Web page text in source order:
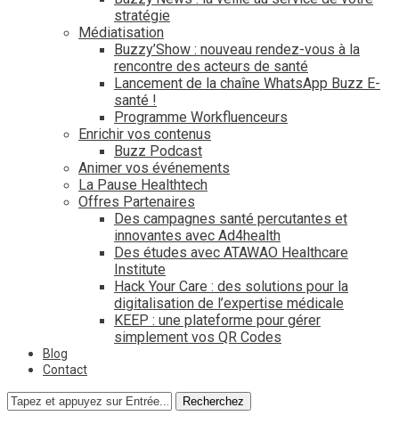
stratégie
Médiatisation
Buzzy’Show : nouveau rendez-vous à la
rencontre des acteurs de santé
Lancement de la chaîne WhatsApp Buzz E-
santé !
Programme Workfluenceurs
Enrichir vos contenus
Buzz Podcast
Animer vos événements
La Pause Healthtech
Offres Partenaires
Des campagnes santé percutantes et
innovantes avec Ad4health
Des études avec ATAWAO Healthcare
Institute
Hack Your Care : des solutions pour la
digitalisation de l’expertise médicale
KEEP : une plateforme pour gérer
simplement vos QR Codes
Blog
Contact
Recherchez